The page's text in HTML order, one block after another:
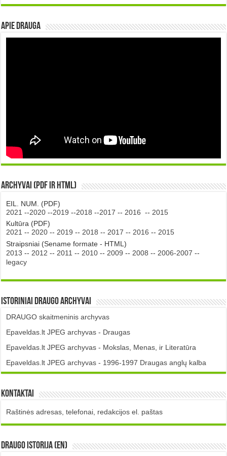
Apie DRAUGA
Archyvai (PDF ir HTML)
EIL. NUM. (PDF)
2021 --2020 --2019 --2018 --2017 -- 2016 -- 2015
Kultūra (PDF)
2021 -- 2020 -- 2019 -- 2018 -- 2017 -- 2016 -- 2015
Straipsniai (Sename formate - HTML)
2013 -- 2012 -- 2011 -- 2010 -- 2009 -- 2008 -- 2006-2007 --
legacy
Istoriniai DRAUGO Archyvai
DRAUGO skaitmeninis archyvas
Epaveldas.lt JPEG archyvas - Draugas
Epaveldas.lt JPEG archyvas - Mokslas, Menas, ir Literatūra
Epaveldas.lt JPEG archyvas - 1996-1997 Draugas anglų kalba
Kontaktai
Raštinės adresas, telefonai, redakcijos el. paštas
DRAUGO istorija (EN)